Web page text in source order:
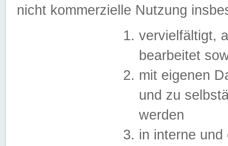
nicht kommerzielle Nutzung
vervielfältigt,
bearbeitet
mit eigenen
und zu
werden
in interne